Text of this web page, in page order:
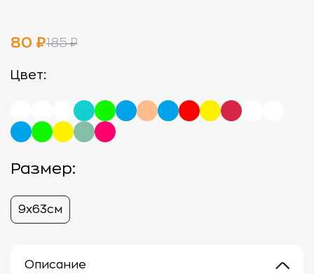
80 ₽185 ₽
Цвет:
Размер:
9х63cм
Описание